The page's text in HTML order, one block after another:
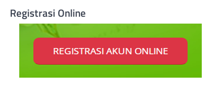
Registrasi Online